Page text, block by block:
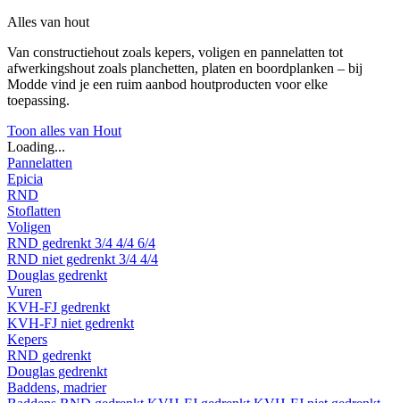
Alles van hout
Van constructiehout zoals kepers, voligen en pannelatten tot
afwerkingshout zoals planchetten, platen en boordplanken – bij
Modde vind je een ruim aanbod houtproducten voor elke
toepassing.
Toon alles van Hout
Loading...
Pannelatten
Epicia
RND
Stoflatten
Voligen
RND gedrenkt 3/4 4/4 6/4
RND niet gedrenkt 3/4 4/4
Douglas gedrenkt
Vuren
KVH-FJ gedrenkt
KVH-FJ niet gedrenkt
Kepers
RND gedrenkt
Douglas gedrenkt
Baddens, madrier